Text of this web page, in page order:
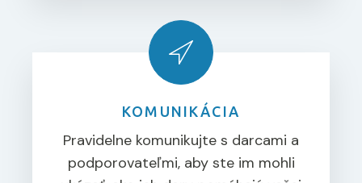
KOMUNIKÁCIA
Pravidelne komunikujte s darcami a
podporovateľmi, aby ste im mohli